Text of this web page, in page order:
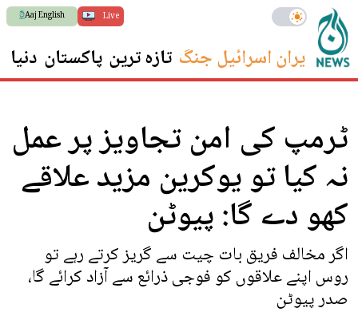
Live
Aaj English
ایران اسرائیل جنگ تازہ ترین پاکستان دنیا
ٹرمپ کی امن تجاویز پر عمل
نہ کیا تو یوکرین مزید علاقے
کھو دے گا: پیوٹن
اگر مخالف فریق بات چیت سے گریز کرتے رہے تو
روس اپنے علاقوں کو فوجی ذرائع سے آزاد کرائے گا،
صدر پیوٹن